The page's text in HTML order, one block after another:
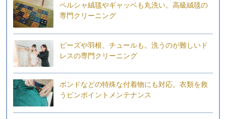
ペルシャ絨毯やギャッベも丸洗い。高級絨毯の
専門クリーニング
ビーズや羽根、チュールも。洗うのが難しいド
レスの専門クリーニング
ボンドなどの特殊な付着物にも対応。衣類を救
うピンポイントメンテナンス